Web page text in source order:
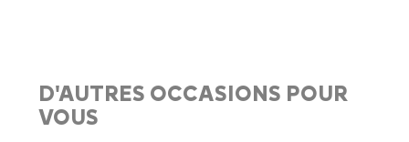
D'AUTRES OCCASIONS POUR
VOUS